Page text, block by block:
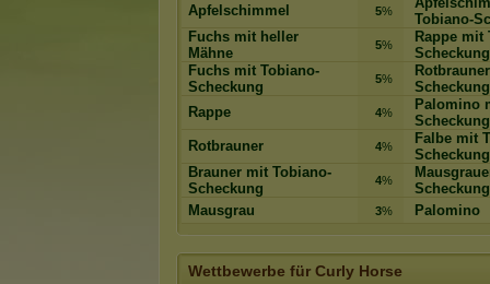
Apfelschimmel
5%
Tobiano-
Fuchs mit heller
Mähne
5%
Rappe mit
Scheckung
Fuchs mit Tobiano-
Scheckung
5%
Scheckung
Rappe
4%
Palomino
Scheckung
Rotbrauner
4%
Falbe mit
Scheckung
Brauner mit Tobiano-
Scheckung
4%
Scheckung
Mausgrau
3% Palomino
Wettbewerbe für Curly Horse